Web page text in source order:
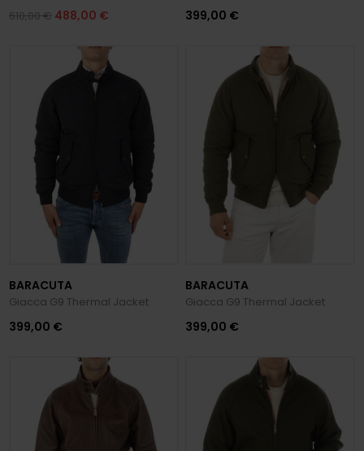
610,00 € 488,00 € 399,00 €
BARACUTA
Giacca G9 Thermal Jacket
399,00 €
BARACUTA
Giacca G9 Thermal Jacket
399,00 €